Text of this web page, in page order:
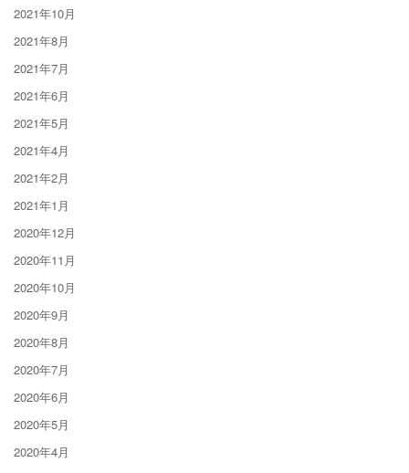
2021年10月
2021年8月
2021年7月
2021年6月
2021年5月
2021年4月
2021年2月
2021年1月
2020年12月
2020年11月
2020年10月
2020年9月
2020年8月
2020年7月
2020年6月
2020年5月
2020年4月